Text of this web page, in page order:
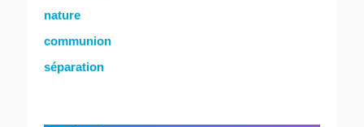
nature
communion
séparation